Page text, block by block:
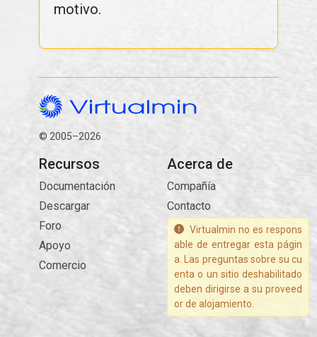
motivo.
© 2005–2026
Recursos
Documentación
Descargar
Foro
Apoyo
Comercio
Acerca de
Compañía
Contacto
Virtualmin no es respons
able de entregar esta págin
a. Las preguntas sobre su cu
enta o un sitio deshabilitado
deben dirigirse a su proveed
or de alojamiento.